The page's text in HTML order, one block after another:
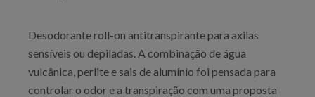
Desodorante roll-on antitranspirante para axilas
sensíveis ou depiladas. A combinação de água
vulcânica, perlite e sais de alumínio foi pensada para
controlar o odor e a transpiração com uma proposta